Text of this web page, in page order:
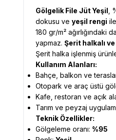
Gölgelik File Jüt Yeşil ,
dokusu ve yeşil rengi
180 gr/m² ağırlığındaki
yapmaz. Şerit halkalı
Şerit halka işlenmiş
Kullanım Alanları:
Bahçe, balkon ve
Otopark ve araç üstü
Kafe, restoran ve açık
Tarım ve peyzaj
Teknik Özellikler:
Gölgeleme oranı: %95